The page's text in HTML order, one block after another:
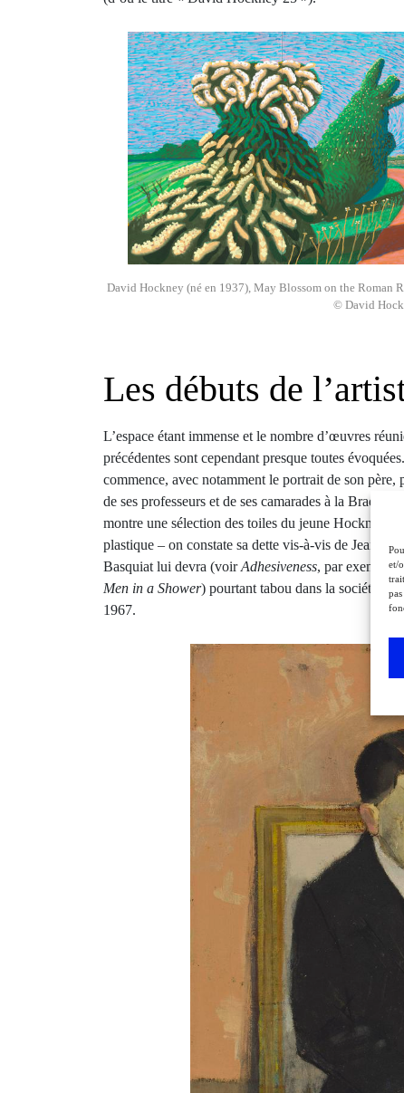
et/
David Hockney (né en 1937), May Blossom on the Roman
© David
Les débuts de
L’espace étant immense et le nombre d’œuvres
précédentes sont cependant presque toutes
commence, avec notamment le portrait de son
de ses professeurs et de ses camarades à la
montre une sélection des toiles du jeune Hockney.
plastique – on constate sa dette vis-à-vis de Jean
Basquiat lui devra (voirAdhesiveness, par exemple)
Men in a Shower) pourtant tabou dans la société
1967.